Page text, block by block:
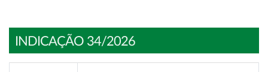
INDICAÇÃO 34/2026